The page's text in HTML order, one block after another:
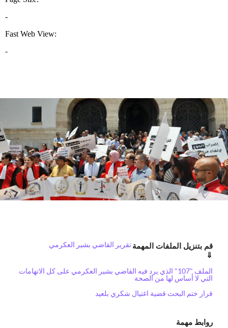
قم بتنزيل الملفات المهمة
⇓
تقرير القاضي بشير العكرمي
الملف "107" الذي يرد فيه القاضي بشير العكرمي على كل الاتهامات
التي لا أساس لها من الصحة
قرار ختم البحث قضية اغتيال شكري بلعيد
روابط مهمة